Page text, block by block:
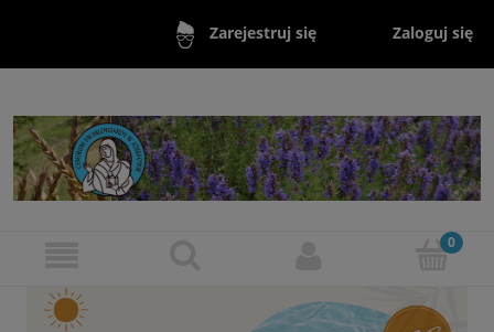
Zarejestruj się Zaloguj się